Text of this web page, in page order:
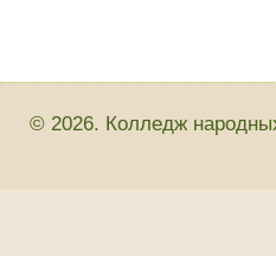
© 2026. Колледж